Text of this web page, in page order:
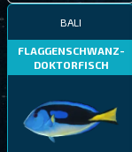
BALI
FLAGGENSCHWANZ-
DOKTORFISCH